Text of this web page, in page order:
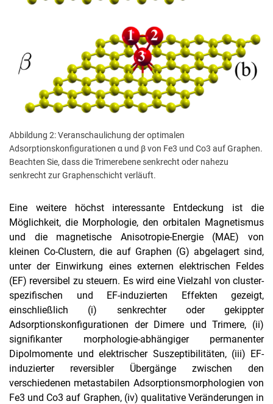
Abbildung 2: Veranschaulichung der optimalen
Adsorptionskonfigurationen α und β von Fe3 und Co3 auf Graphen.
Beachten Sie, dass die Trimerebene senkrecht oder nahezu
senkrecht zur Graphenschicht verläuft.
Eine weitere höchst interessante Entdeckung ist die
Möglichkeit, die Morphologie, den orbitalen Magnetismus
und die magnetische Anisotropie-Energie (MAE) von
kleinen Co-Clustern, die auf Graphen (G) abgelagert sind,
unter der Einwirkung eines externen elektrischen Feldes
(EF) reversibel zu steuern. Es wird eine Vielzahl von cluster-
spezifischen und EF-induzierten Effekten gezeigt,
einschließlich (i) senkrechter oder gekippter
Adsorptionskonfigurationen der Dimere und Trimere, (ii)
signifikanter morphologie-abhängiger permanenter
Dipolmomente und elektrischer Suszeptibilitäten, (iii) EF-
induzierter reversibler Übergänge zwischen den
verschiedenen metastabilen Adsorptionsmorphologien von
Fe3 und Co3 auf Graphen, (iv) qualitative Veränderungen in